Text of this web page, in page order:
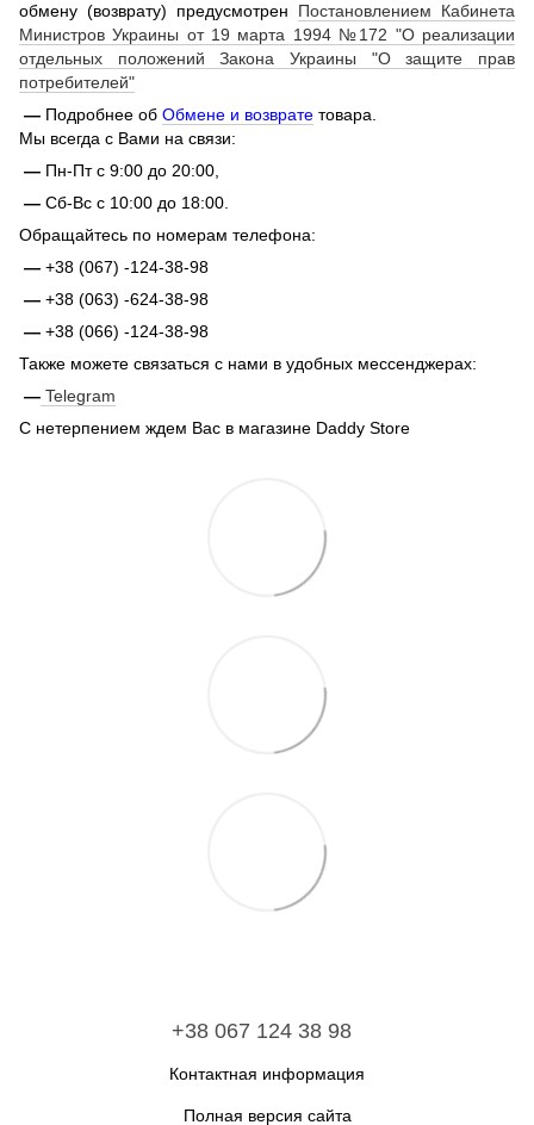
обмену (возврату) предусмотрен Постановлением Кабинета
Министров Украины от 19 марта 1994 №172 "О реализации
отдельных положений Закона Украины "О защите прав
потребителей"
— Подробнее об Обмене и возврате товара.
Мы всегда с Вами на связи:
— Пн-Пт с 9:00 до 20:00,
— Сб-Вс с 10:00 до 18:00.
Обращайтесь по номерам телефона:
— +38 (067) -124-38-98
— +38 (063) -624-38-98
— +38 (066) -124-38-98
Также можете связаться с нами в удобных мессенджерах:
— Telegram
С нетерпением ждем Вас в магазине Daddy Store
+38 067 124 38 98
Контактная информация
Полная версия сайта